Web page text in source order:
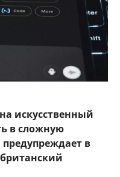
искусственный
в сложную
в